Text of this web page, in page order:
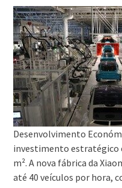
Desenvolvimento
investimento estratégico
m². A nova fábrica da
até 40 veículos por hora,